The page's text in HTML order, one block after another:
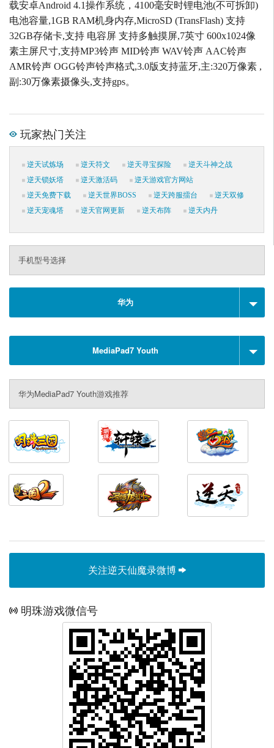
载安卓Android 4.1操作系统，4100毫安时锂电池(不可拆卸)
电池容量,1GB RAM机身内存,MicroSD (TransFlash) 支持
32GB存储卡,支持 电容屏 支持多触摸屏,7英寸 600x1024像
素主屏尺寸,支持MP3铃声 MID铃声 WAV铃声 AAC铃声
AMR铃声 OGG铃声铃声格式,3.0版支持蓝牙,主:320万像素 ,
副:30万像素摄像头,支持gps。
玩家热门关注
逆天试炼场 逆天符文 逆天寻宝探险
逆天斗神之战
逆天锁妖塔
逆天激活码
逆天游戏官方网站
逆天免费下载
逆天世界BOSS 逆天跨服擂台
逆天双修
逆天宠魂塔
逆天官网更新 逆天布阵 逆天内丹
手机型号选择
华为
MediaPad7 Youth
华为MediaPad7 Youth游戏推荐
关注逆天仙魔录微博
明珠游戏微信号